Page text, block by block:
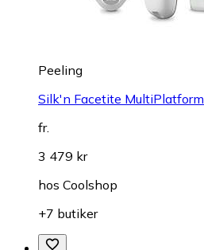
Peeling
Silk'n Facetite MultiPlatform
fr.
3 479 kr
hos Coolshop
+7 butiker